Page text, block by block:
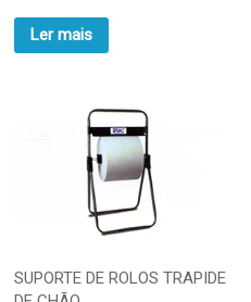
Ler mais
SUPORTE DE ROLOS TRAPIDE